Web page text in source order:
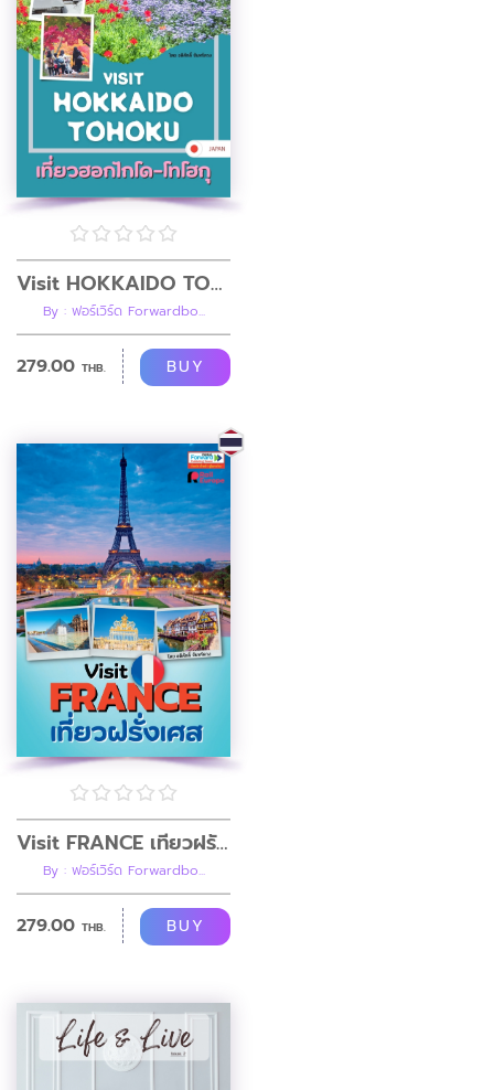
Visit HOKKAIDO TOHOKU เที่ยวฮอกไกโดและภูมิภาคโทโฮกุ (คู่มือนำเที่ยวประเทศญี่ปุ่น)
By : ฟอร์เวิร์ด Forwardbo...
279.00 THB. BUY
Visit FRANCE เที่ยวฝรั่งเศส
By : ฟอร์เวิร์ด Forwardbo...
279.00 THB. BUY